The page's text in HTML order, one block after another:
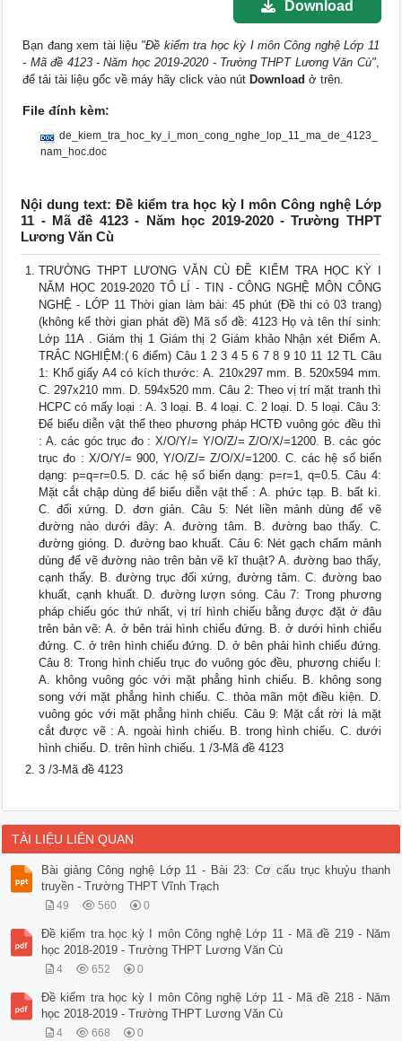
Download
Bạn đang xem tài liệu "Đề kiểm tra học kỳ I môn Công nghệ Lớp 11
- Mã đề 4123 - Năm học 2019-2020 - Trường THPT Lương Văn Cù",
để tải tài liệu gốc về máy hãy click vào nút Download ở trên.
File đính kèm:
de_kiem_tra_hoc_ky_i_mon_cong_nghe_lop_11_ma_de_4123_
nam_hoc.doc
Nội dung text: Đề kiểm tra học kỳ I môn Công nghệ Lớp
11 - Mã đề 4123 - Năm học 2019-2020 - Trường THPT
Lương Văn Cù
TRƯỜNG THPT LƯƠNG VĂN CÙ ĐỀ KIỂM TRA HỌC KỲ I
NĂM HỌC 2019-2020 TỔ LÍ - TIN - CÔNG NGHỆ MÔN CÔNG
NGHỆ - LỚP 11 Thời gian làm bài: 45 phút (Đề thi có 03 trang)
(không kể thời gian phát đề) Mã số đề: 4123 Họ và tên thí sinh:
Lớp 11A . Giám thị 1 Giám thị 2 Giám khảo Nhận xét Điểm A.
TRẮC NGHIỆM:( 6 điểm) Câu 1 2 3 4 5 6 7 8 9 10 11 12 TL Câu
1: Khổ giấy A4 có kích thước: A. 210x297 mm. B. 520x594 mm.
C. 297x210 mm. D. 594x520 mm. Câu 2: Theo vị trí mặt tranh thì
HCPC có mấy loại : A. 3 loại. B. 4 loại. C. 2 loại. D. 5 loại. Câu 3:
Để biểu diễn vật thể theo phương pháp HCTĐ vuông góc đều thì
: A. các góc trục đo : X/O/Y/= Y/O/Z/= Z/O/X/=1200. B. các góc
trục đo : X/O/Y/= 900, Y/O/Z/= Z/O/X/=1200. C. các hệ số biến
dạng: p=q=r=0.5. D. các hệ số biến dạng: p=r=1, q=0.5. Câu 4:
Mặt cắt chập dùng để biểu diễn vật thể : A. phức tạp. B. bất kì.
C. đối xứng. D. đơn giản. Câu 5: Nét liền mảnh dùng để vẽ
đường nào dưới đây: A. đường tâm. B. đường bao thấy. C.
đường gióng. D. đường bao khuất. Câu 6: Nét gạch chấm mảnh
dùng để vẽ đường nào trên bản vẽ kĩ thuật? A. đường bao thấy,
cạnh thấy. B. đường trục đối xứng, đường tâm. C. đường bao
khuất, cạnh khuất. D. đường lượn sóng. Câu 7: Trong phương
pháp chiếu góc thứ nhất, vị trí hình chiếu bằng được đặt ở đâu
trên bản vẽ: A. ở bên trái hình chiếu đứng. B. ở dưới hình chiếu
đứng. C. ở trên hình chiếu đứng. D. ở bên phải hình chiếu đứng.
Câu 8: Trong hình chiếu trục đo vuông góc đều, phương chiếu l:
A. không vuông góc với mặt phẳng hình chiếu. B. không song
song với mặt phẳng hình chiếu. C. thỏa mãn một điều kiện. D.
vuông góc với mặt phẳng hình chiếu. Câu 9: Mặt cắt rời là mặt
cắt được vẽ : A. ngoài hình chiếu. B. trong hình chiếu. C. dưới
hình chiếu. D. trên hình chiếu. 1 /3-Mã đề 4123
3 /3-Mã đề 4123
TÀI LIỆU LIÊN QUAN
Bài giảng Công nghệ Lớp 11 - Bài 23: Cơ cấu trục khuỷu thanh
truyền - Trường THPT Vĩnh Trạch
49 560 0
Đề kiểm tra học kỳ I môn Công nghệ Lớp 11 - Mã đề 219 - Năm
học 2018-2019 - Trường THPT Lương Văn Cù
4 652 0
Đề kiểm tra học kỳ I môn Công nghệ Lớp 11 - Mã đề 218 - Năm
học 2018-2019 - Trường THPT Lương Văn Cù
4 668 0